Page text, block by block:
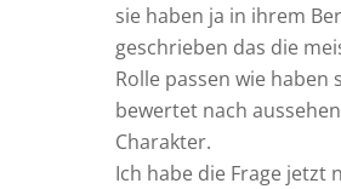
sie haben ja in ihrem
geschrieben das die
Rolle passen wie haben
bewertet nach
Charakter.
Ich habe die Frage jetzt